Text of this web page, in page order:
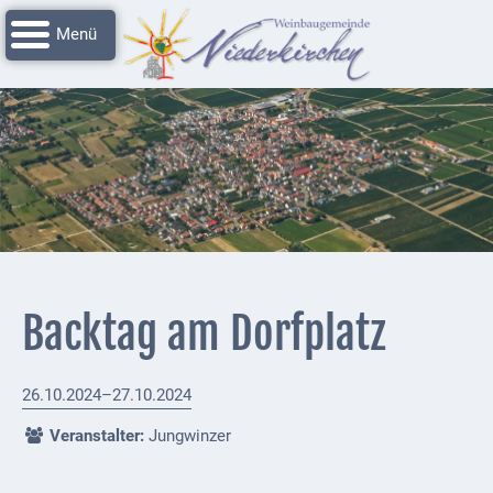
Navigation
überspringen
Startseite
Grussworte
Rathaus
Unser
Niederkirchen
Impressionen
Nachrichtenarchiv
Deidesheim
Backtag am Dorfplatz
26.10.2024–27.10.2024
Veranstalter: Jungwinzer